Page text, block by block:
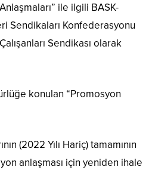
ile ilgili BASK-
Sendikaları Konfederasyonu
Sendikası olarak
konulan “Promosyon
(2022 Yılı Hariç) tamamının
anlaşması için yeniden ihale